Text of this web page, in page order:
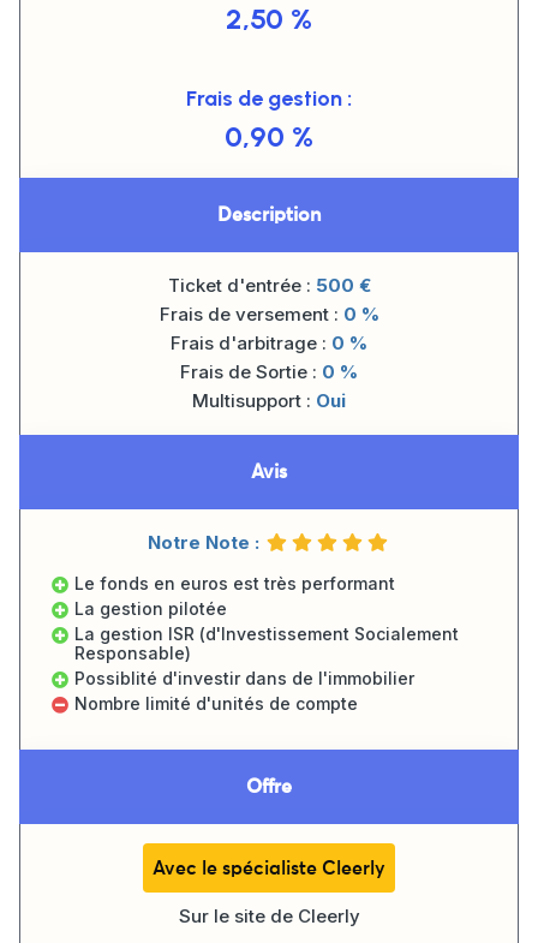
2,50 %
Frais de gestion :
0,90 %
Description
Ticket d'entrée : 500 €
Frais de versement : 0 %
Frais d'arbitrage : 0 %
Frais de Sortie : 0 %
Multisupport : Oui
Avis
Notre Note :
Le fonds en euros est très performant
La gestion pilotée
La gestion ISR (d'Investissement Socialement
Responsable)
Possiblité d'investir dans de l'immobilier
Nombre limité d'unités de compte
Offre
Avec le spécialiste Cleerly
Sur le site de Cleerly